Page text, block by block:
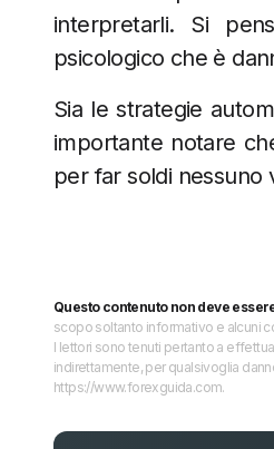
interpretarli. Si
psicologico che è
Sia le strategie
importante notare
per far soldi
Questo contenuto non deve
scopo soltanto informativo e alcuni
I lettori sono tenuti pertanto a
indirettamente, per qualsivoglia
https://www.forexguida.com.